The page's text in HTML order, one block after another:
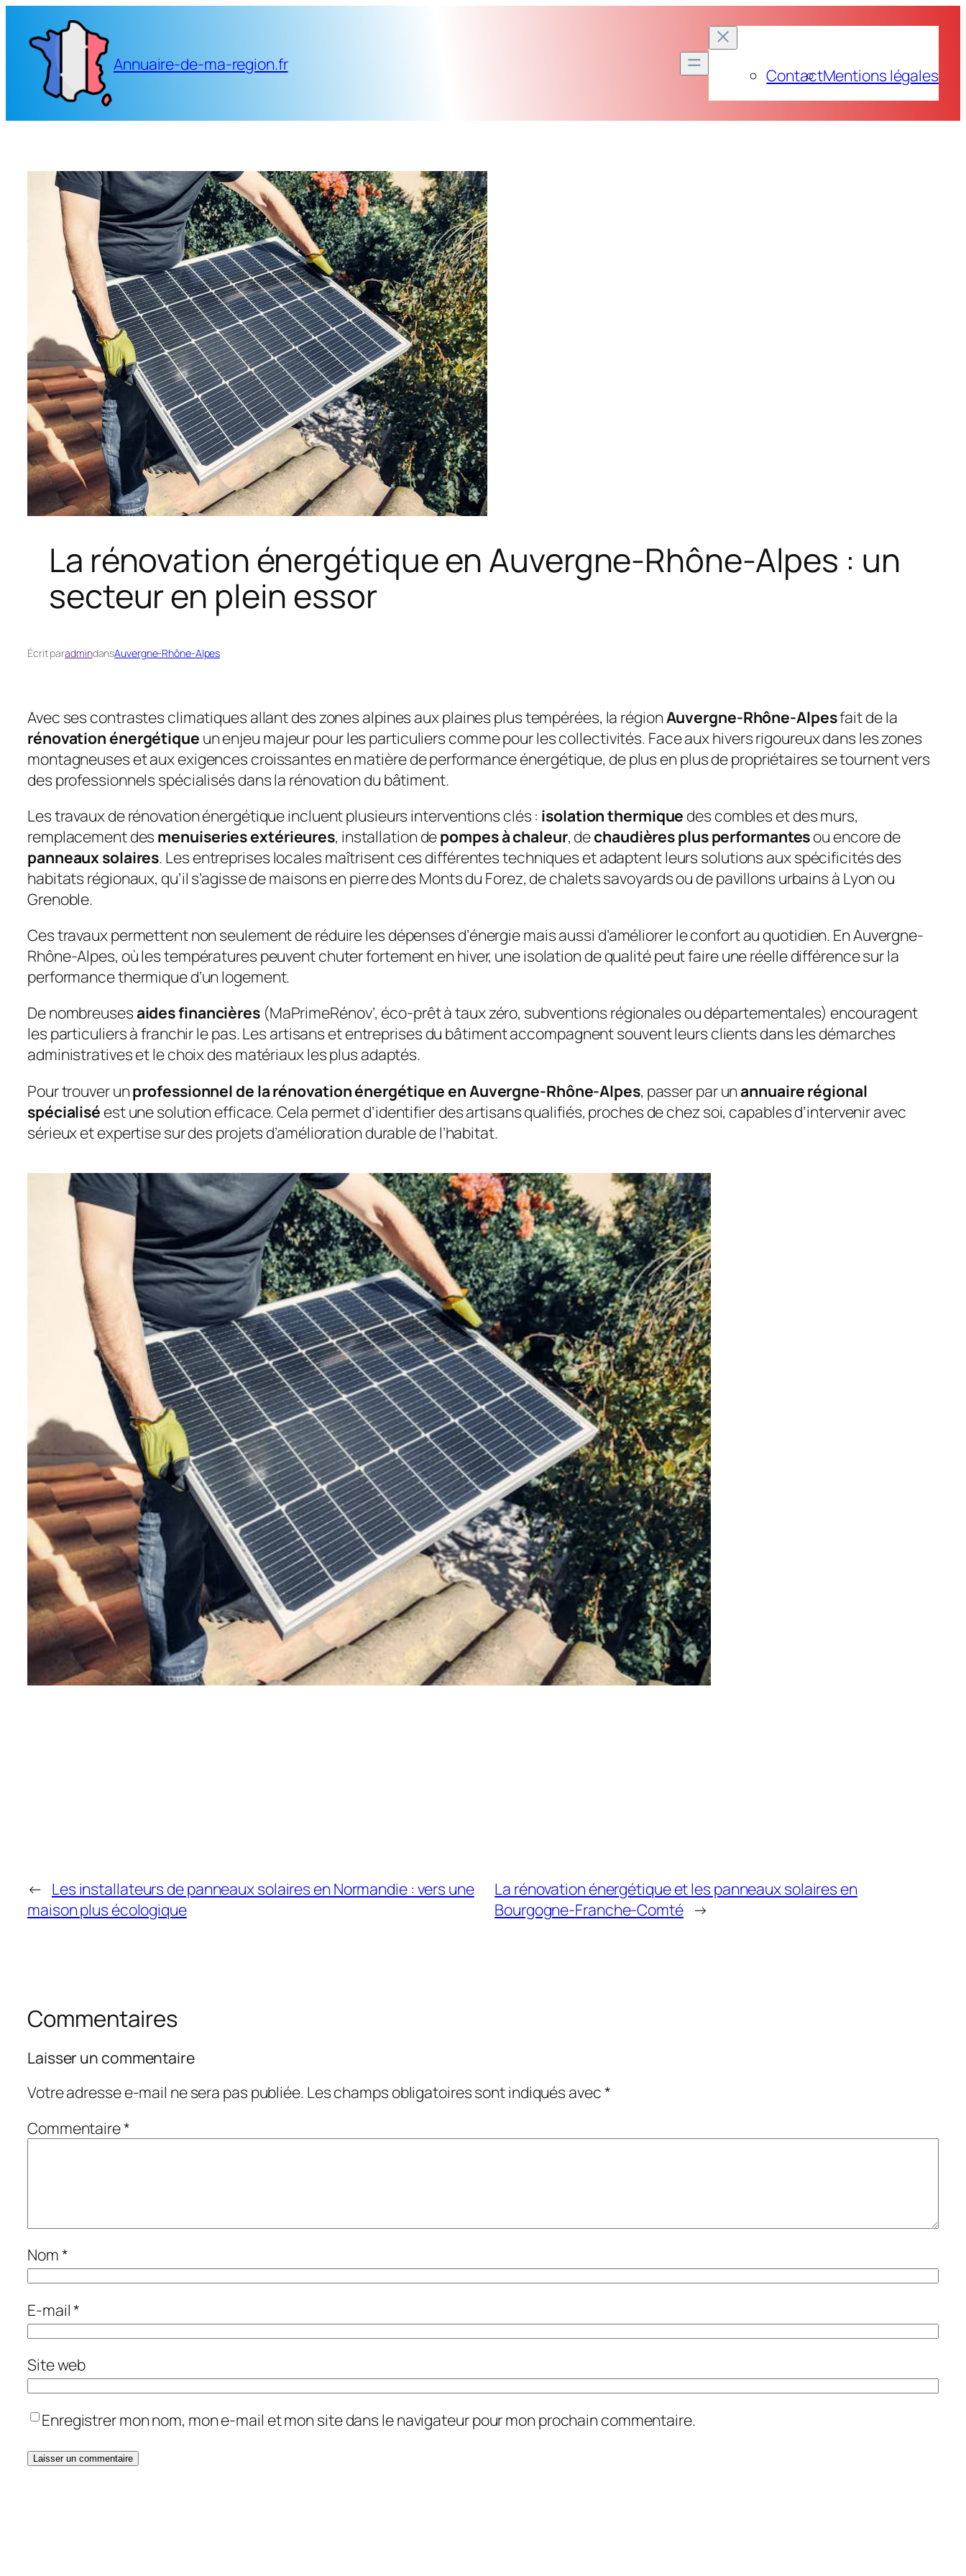
contenu
Annuaire-de-ma-region.fr
ContactMentions légales
La rénovation énergétique en Auvergne-Rhône-Alpes : un
secteur en plein essor
Écrit paradmindansAuvergne-Rhône-Alpes
Avec ses contrastes climatiques allant des zones alpines aux plaines plus tempérées, la régionAuvergne-Rhône-Alpesfait de la
rénovation énergétique un enjeu majeur pour les particuliers comme pour les collectivités. Face aux hivers rigoureux dans les zones
montagneuses et aux exigences croissantes en matière de performance énergétique, de plus en plus de propriétaires se tournent vers
des professionnels spécialisés dans la rénovation du bâtiment.
Les travaux de rénovation énergétique incluent plusieurs interventions clés : isolation thermiquedes combles et des murs,
remplacement des menuiseries extérieures, installation depompes à chaleur, dechaudières plus performantesou encore de
panneaux solaires. Les entreprises locales maîtrisent ces différentes techniques et adaptent leurs solutions aux spécificités des
habitats régionaux, qu’il s’agisse de maisons en pierre des Monts du Forez, de chalets savoyards ou de pavillons urbains à Lyon ou
Grenoble.
Ces travaux permettent non seulement de réduire les dépenses d’énergie mais aussi d’améliorer le confort au quotidien. En Auvergne-
Rhône-Alpes, où les températures peuvent chuter fortement en hiver, une isolation de qualité peut faire une réelle différence sur la
performance thermique d’un logement.
De nombreusesaides financières(MaPrimeRénov’, éco-prêt à taux zéro, subventions régionales ou départementales) encouragent
les particuliers à franchir le pas. Les artisans et entreprises du bâtiment accompagnent souvent leurs clients dans les démarches
administratives et le choix des matériaux les plus adaptés.
Pour trouver unprofessionnel de la rénovation énergétique en Auvergne-Rhône-Alpes, passer par unannuaire régional
spécialiséest une solution efficace. Cela permet d’identifier des artisans qualifiés, proches de chez soi, capables d’intervenir avec
sérieux et expertise sur des projets d’amélioration durable de l’habitat.
← Les installateurs de panneaux solaires en Normandie : vers une
maison plus écologique
La rénovation énergétique et les panneaux solaires en
Bourgogne-Franche-Comté →
Commentaires
Laisser un commentaire
Votre adresse e-mail ne sera pas publiée. Les champs obligatoires sont indiqués avec*
Commentaire*
Nom*
E-mail*
Site web
Enregistrer mon nom, mon e-mail et mon site dans le navigateur pour mon prochain commentaire.